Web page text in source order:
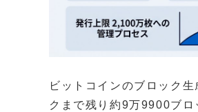
ビットコインのブロック
クまで残り約9万9900ブ